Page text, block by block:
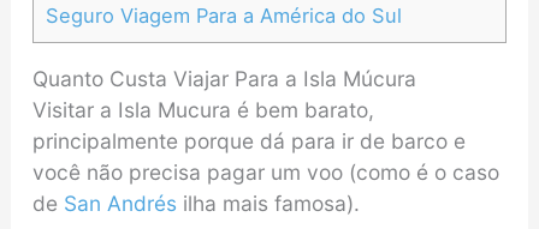
Seguro Viagem Para a América do Sul
Quanto Custa Viajar Para a Isla Múcura
Visitar a Isla Mucura é bem barato,
principalmente porque dá para ir de barco e
você não precisa pagar um voo (como é o caso
de San Andrés ilha mais famosa).